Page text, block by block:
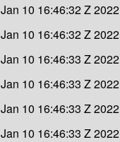
10 16:46:32 Z 2022
10 16:46:32 Z 2022
10 16:46:33 Z 2022
10 16:46:33 Z 2022
10 16:46:33 Z 2022
10 16:46:33 Z 2022